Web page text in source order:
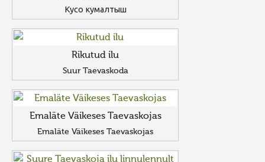
Кусо кумалтыш
Rikutud ilu
Suur Taevaskoda
Emaläte Väikeses Taevaskojas
Emaläte Väikeses Taevaskojas